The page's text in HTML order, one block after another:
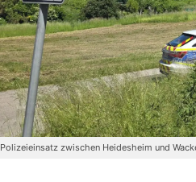
Polizeieinsatz zwischen Heidesheim und